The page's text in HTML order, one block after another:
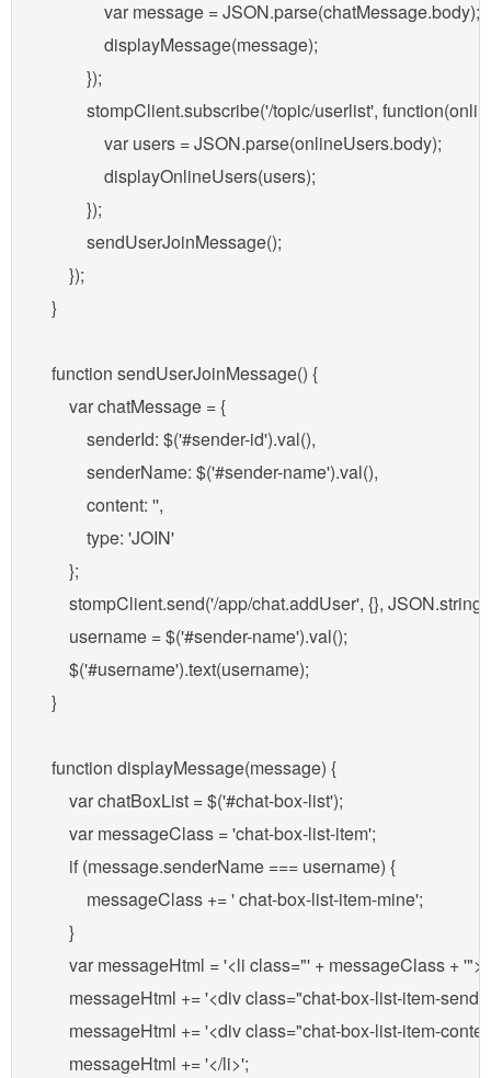
                var message = JSON.parse(chatMessage.body);
                displayMessage(message);
            });
stompClient.subscribe('/topic/userlist',
                var users = JSON.parse(onlineUsers.body);
                displayOnlineUsers(users);
            });
            sendUserJoinMessage();
        });
    }
    function sendUserJoinMessage() {
        var chatMessage = {
            senderId: $('#sender-id').val(),
            senderName: $('#sender-name').val(),
            content: '',
            type: 'JOIN'
        };
stompClient.send('/app/chat.addUser', {},
        username = $('#sender-name').val();
        $('#username').text(username);
    }
    function displayMessage(message) {
        var chatBoxList = $('#chat-box-list');
        var messageClass = 'chat-box-list-item';
        if (message.senderName === username) {
            messageClass += ' chat-box-list-item-mine';
        }
        var messageHtml = '<li class="' + messageClass + '">';
messageHtml += '<div class="chat-box-list-item-
messageHtml += '<div class="chat-box-list-item-
        messageHtml += '</li>';